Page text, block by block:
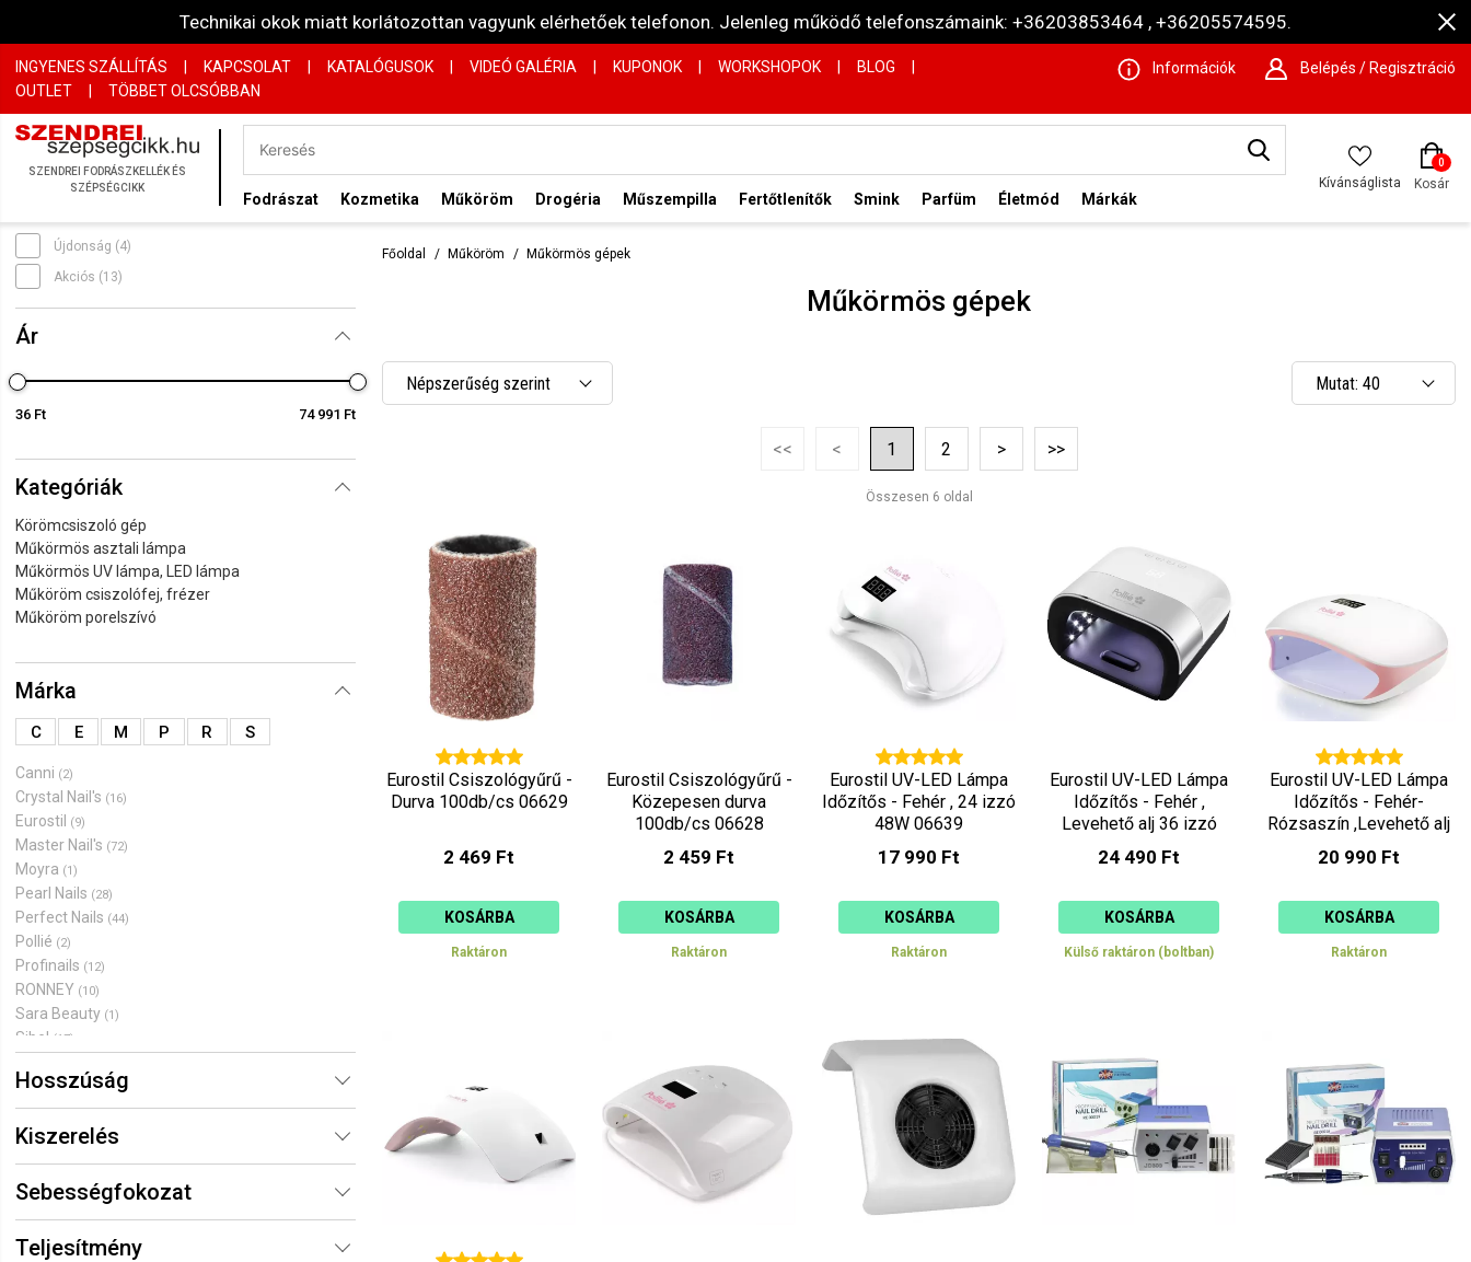
Technikai okok miatt korlátozottan vagyunk elérhetőek telefonon. Jelenleg működő telefonszámaink: +36203853464 , +36205574595.
INGYENES SZÁLLÍTÁS KAPCSOLAT KATALÓGUSOK VIDEÓ GALÉRIA KUPONOK WORKSHOPOK BLOG
OUTLET
| TÖBBET OLCSÓBBAN
Információk Belépés / Regisztráció
SZENDREI FODRÁSZKELLÉK ÉS
SZÉPSÉGCIKK
Fodrászat Kozmetika Műköröm Drogéria Műszempilla Fertőtlenítők Smink Parfüm Életmód Márkák
Kívánságlista
0
Kosár
Újdonság (4)
Akciós (13)
Ár
36 Ft 74 991 Ft
Kategóriák
Körömcsiszoló gép
Műkörmös asztali lámpa
Műkörmös UV lámpa, LED lámpa
Műköröm csiszolófej, frézer
Műköröm porelszívó
Márka
C E M P R S
Canni (2)
Crystal Nail's (16)
Eurostil (9)
Master Nail's (72)
Moyra (1)
Pearl Nails (28)
Perfect Nails (44)
Pollié (2)
Profinails (12)
RONNEY (10)
Sara Beauty (1)
Sibel (17)
Hosszúság
Kiszerelés
Sebességfokozat
Teljesítmény
Főoldal Műköröm Műkörmös gépek
Műkörmös gépek
Népszerűség szerint
Ár szerint növekvő
Mutat: 40
<< < 1 2 > >>
Összesen 6 oldal
Eurostil Csiszológyűrű -
Durva 100db/cs 06629
2 469 Ft
KOSÁRBA
Raktáron
Eurostil Csiszológyűrű -
Közepesen durva
100db/cs 06628
2 459 Ft
KOSÁRBA
Raktáron
Eurostil UV-LED Lámpa
Időzítős - Fehér , 24 izzó
48W 06639
17 990 Ft
KOSÁRBA
Raktáron
Eurostil UV-LED Lámpa
Időzítős - Fehér ,
Levehető alj 36 izzó
48W 06640
24 490 Ft
KOSÁRBA
Külső raktáron (boltban)
Eurostil UV-LED Lámpa
Időzítős - Fehér-
Rózsaszín ,Levehető alj
36 izzó 48W 06641
20 990 Ft
KOSÁRBA
Raktáron